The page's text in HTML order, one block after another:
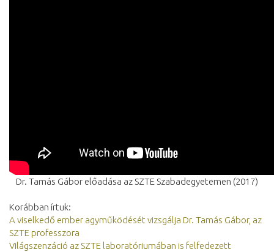
Dr. Tamás Gábor előadása az SZTE Szabadegyetemen (2017)
Korábban írtuk:
A viselkedő ember agyműködését vizsgálja Dr. Tamás Gábor, az
SZTE professzora
Világszenzáció az SZTE laboratóriumában is felfedezett